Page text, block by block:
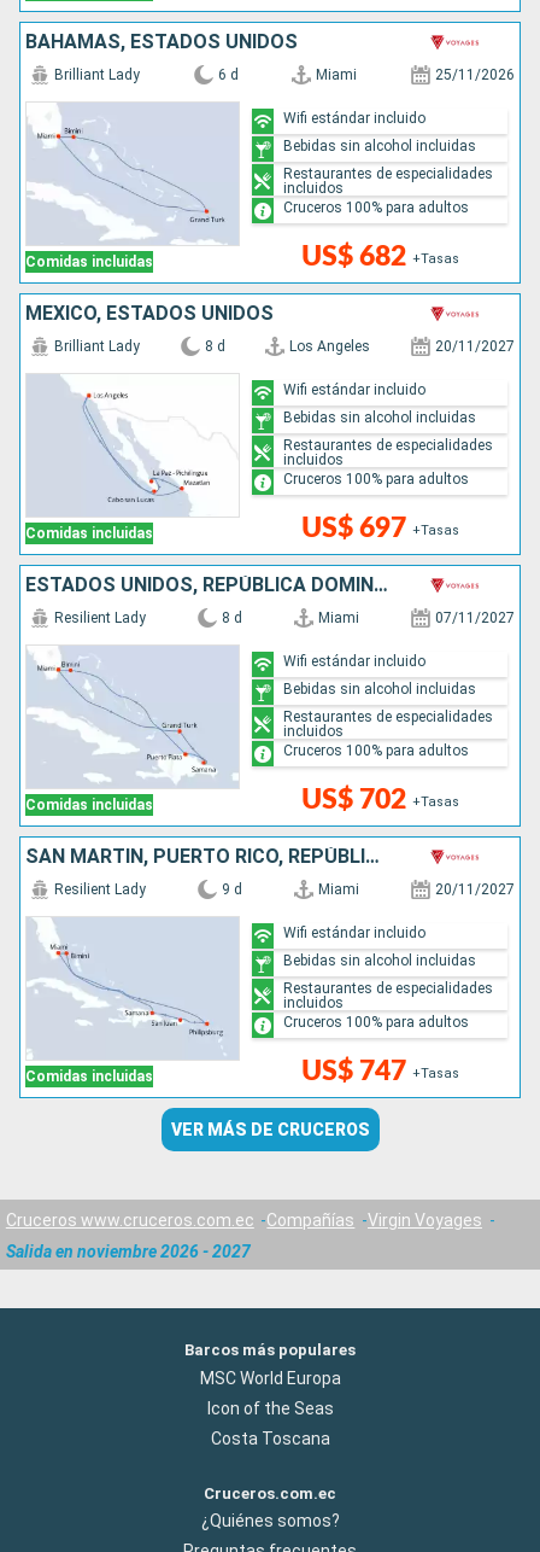
BAHAMAS, ESTADOS UNIDOS
Comidas incluidas
Brilliant Lady 6 d Miami 25/11/2026
US$ 682 +Tasas
Wifi estándar incluido
Bebidas sin alcohol incluidas
Restaurantes de especialidades
incluidos
Cruceros 100% para adultos
MÉXICO, ESTADOS UNIDOS
Comidas incluidas
Brilliant Lady 8 d Los Angeles 20/11/2027
US$ 697 +Tasas
Wifi estándar incluido
Bebidas sin alcohol incluidas
Restaurantes de especialidades
incluidos
Cruceros 100% para adultos
ESTADOS UNIDOS, REPÚBLICA DOMINICANA, BAHAMAS
Comidas incluidas
Resilient Lady 8 d Miami 07/11/2027
US$ 702 +Tasas
Wifi estándar incluido
Bebidas sin alcohol incluidas
Restaurantes de especialidades
incluidos
Cruceros 100% para adultos
SAN MARTÍN, PUERTO RICO, REPÚBLICA DOMINICANA, BAHAMAS, ESTADOS UNIDOS
Comidas incluidas
Resilient Lady 9 d Miami 20/11/2027
US$ 747 +Tasas
Wifi estándar incluido
Bebidas sin alcohol incluidas
Restaurantes de especialidades
incluidos
Cruceros 100% para adultos
VER MÁS DE CRUCEROS
Cruceros www.cruceros.com.ec Compañías
Virgin Voyages
Salida en noviembre 2026 - 2027
Barcos más populares
MSC World Europa
Icon of the Seas
Costa Toscana
Cruceros.com.ec
¿Quiénes somos?